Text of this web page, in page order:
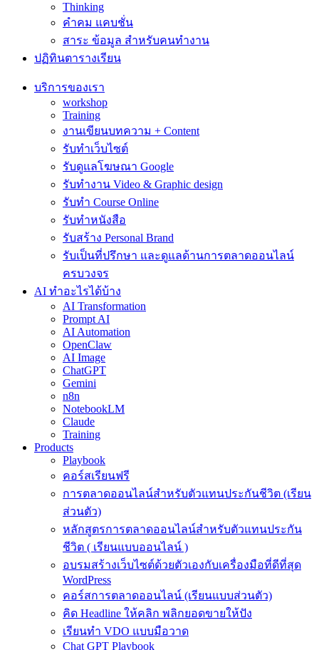
Thinking
คำคม แคบชั่น
สาระ ข้อมูล สำหรับคนทำงาน
ปฏิทินตารางเรียน
บริการของเรา
workshop
Training
งานเขียนบทความ + Content
รับทำเว็บไซต์
รับดูแลโฆษณา Google
รับทำงาน Video & Graphic design
รับทำ Course Online
รับทำหนังสือ
รับสร้าง Personal Brand
รับเป็นที่ปรึกษา และดูแลด้านการตลาดออนไลน์
ครบวงจร
AI ทำอะไรได้บ้าง
AI Transformation
Prompt AI
AI Automation
OpenClaw
AI Image
ChatGPT
Gemini
n8n
NotebookLM
Claude
Training
Products
Playbook
คอร์สเรียนฟรี
การตลาดออนไลน์สำหรับตัวแทนประกันชีวิต (เรียน
ส่วนตัว)
หลักสูตรการตลาดออนไลน์สำหรับตัวแทนประกัน
ชีวิต ( เรียนแบบออนไลน์ )
อบรมสร้างเว็บไซต์ด้วยตัวเองกับเครื่องมือที่ดีที่สุด
WordPress
คอร์สการตลาดออนไลน์ (เรียนแบบส่วนตัว)
คิด Headline ให้คลิก พลิกยอดขายให้ปัง
เรียนทำ VDO แบบมือวาด
Chat GPT Playbook